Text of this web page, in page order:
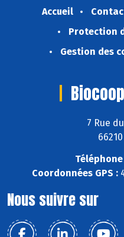
Accueil
Protection
Gestion des
7 Rue
Téléphone
Coordonnées GPS :
Nous suivre sur